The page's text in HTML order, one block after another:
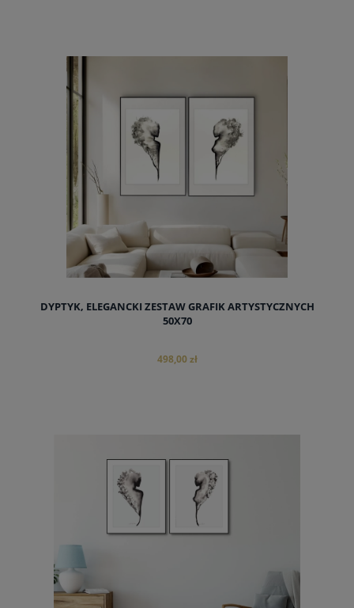
DYPTYK, ELEGANCKI ZESTAW GRAFIK ARTYSTYCZNYCH
50X70
498,00 zł